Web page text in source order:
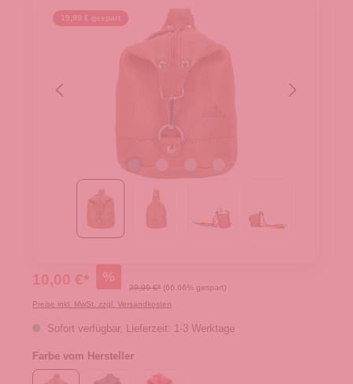
19,99 € gespart
10,00 €* %
29,99 €* (66.66% gespart)
Preise inkl. MwSt. zzgl. Versandkosten
Sofort verfügbar, Lieferzeit: 1-3 Werktage
Farbe vom Hersteller